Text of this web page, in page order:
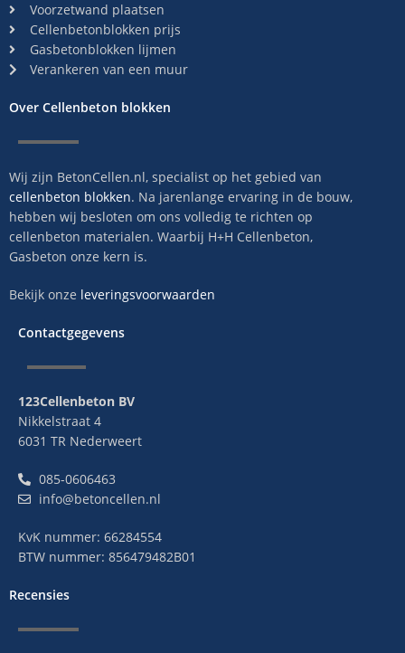
Voorzetwand plaatsen
Cellenbetonblokken prijs
Gasbetonblokken lijmen
Verankeren van een muur
Over Cellenbeton blokken
Wij zijn BetonCellen.nl, specialist op het gebied van
cellenbeton blokken. Na jarenlange ervaring in de bouw,
hebben wij besloten om ons volledig te richten op
cellenbeton materialen. Waarbij H+H Cellenbeton,
Gasbeton onze kern is.
Bekijk onze leveringsvoorwaarden
Contactgegevens
123Cellenbeton BV
Nikkelstraat 4
6031 TR Nederweert
085-0606463
info@betoncellen.nl
KvK nummer: 66284554
BTW nummer: 856479482B01
Recensies